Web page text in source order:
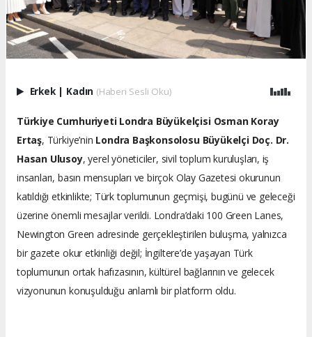
Erkek | Kadın (Haberi Sesli Oku)
Türkiye Cumhuriyeti Londra Büyükelçisi Osman Koray
Ertaş, Türkiye’nin Londra Başkonsolosu Büyükelçi Doç. Dr.
Hasan Ulusoy, yerel yöneticiler, sivil toplum kuruluşları, iş
insanları, basın mensupları ve birçok Olay Gazetesi okurunun
katıldığı etkinlikte; Türk toplumunun geçmişi, bugünü ve geleceği
üzerine önemli mesajlar verildi. Londra’daki 100 Green Lanes,
Newington Green adresinde gerçekleştirilen buluşma, yalnızca
bir gazete okur etkinliği değil; İngiltere’de yaşayan Türk
toplumunun ortak hafızasının, kültürel bağlarının ve gelecek
vizyonunun konuşulduğu anlamlı bir platform oldu.